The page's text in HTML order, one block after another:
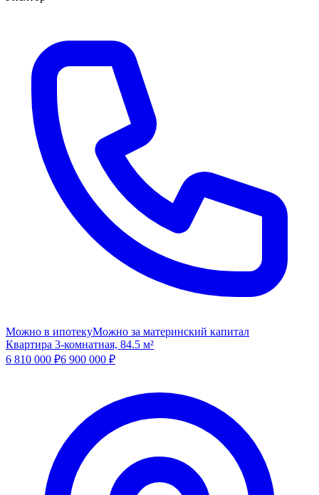
Можно в ипотекуМожно за материнский капитал
Квартира 3-комнатная, 84.5 м²
6 810 000 ₽6 900 000 ₽